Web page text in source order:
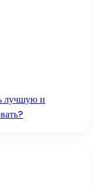
лучшую и